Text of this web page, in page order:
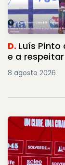
D. Luís
e a
8 agosto 2026